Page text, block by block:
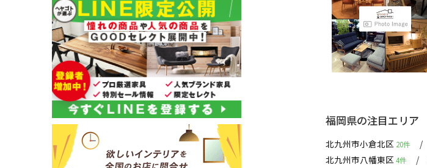
福岡県の注目エリア
北九州市小倉北区 20件
北九州市八幡東区4件